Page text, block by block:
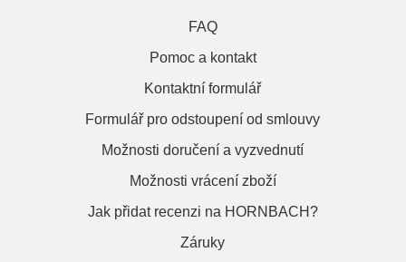
FAQ
Pomoc a kontakt
Kontaktní formulář
Formulář pro odstoupení od smlouvy
Možnosti doručení a vyzvednutí
Možnosti vrácení zboží
Jak přidat recenzi na HORNBACH?
Záruky